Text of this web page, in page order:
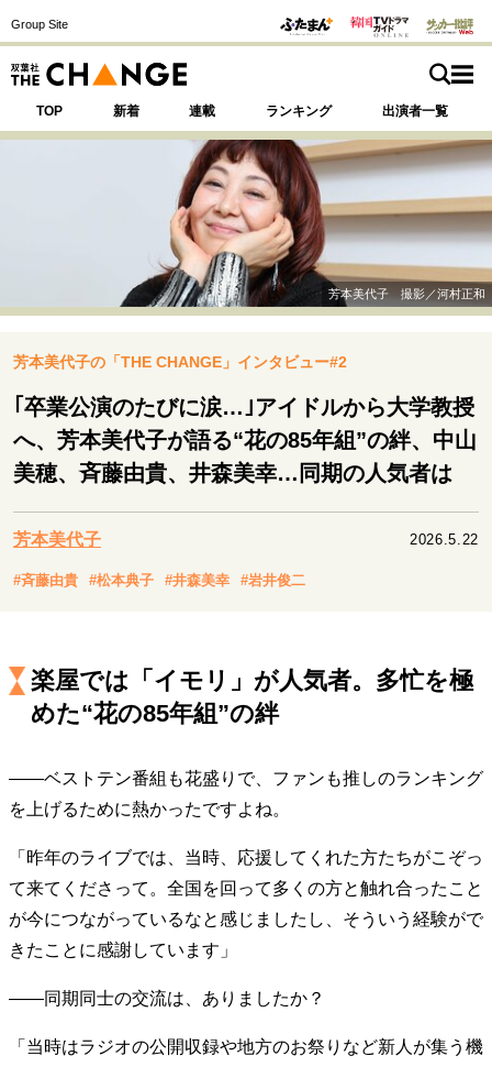
Group Site
TOP 新着 連載 ランキング 出演者一覧
注目の記事テーマで探す
運命を変えた出会い 決断の裏側
挫折からの再起
表現者の葛藤
人生が動いた日 10代の挫折と原点
セカンドキャリアの描き方
夢を掴む選択
経営・ビジネス
リーダーの流儀 変革の原動力
重圧との向き合い方 一流のルーティン
20代の現在地
忘れられない言葉
10代・20代の土台
40代からの景色 50代のリアル
パートナーとの歩み方
親になるということ
芳本美代子 撮影／河村正和
芳本美代子の「THE CHANGE」インタビュー#2
｢卒業公演のたびに涙…｣アイドルから大学教授
へ、芳本美代子が語る“花の85年組”の絆、中山
美穂、斉藤由貴、井森美幸…同期の人気者は
芳本美代子 2026.5.22
#斉藤由貴 #松本典子 #井森美幸 #岩井俊二
楽屋では「イモリ」が人気者。多忙を極
めた“花の85年組”の絆
――ベストテン番組も花盛りで、ファンも推しのランキング
を上げるために熱かったですよね。
「昨年のライブでは、当時、応援してくれた方たちがこぞっ
て来てくださって。全国を回って多くの方と触れ合ったこと
が今につながっているなと感じましたし、そういう経験がで
きたことに感謝しています」
――同期同士の交流は、ありましたか？
「当時はラジオの公開収録や地方のお祭りなど新人が集う機